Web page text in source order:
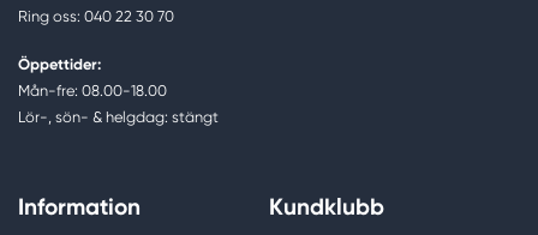
Ring oss: 040 22 30 70
Öppettider:
Mån-fre: 08.00-18.00
Lör-, sön- & helgdag: stängt
Information Kundklubb